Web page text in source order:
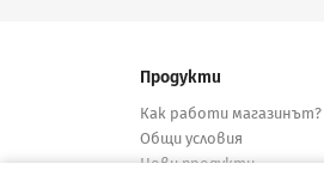
Продукти
Как работи магазинът?
Общи условия
Нови продукти